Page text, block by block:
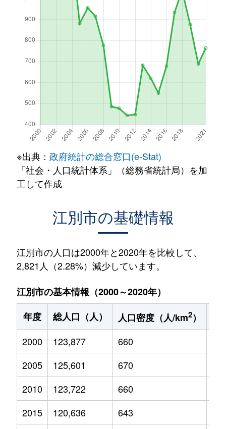
※出典： 政府統計の総合窓口(e-Stat)
「社会・人口統計体系」（総務省統計局）を加
工して作成
江別市の基礎情報
江別市の人口は2000年と2020年を比較して、
2,821人（2.28%）減少しています。
江別市の基本情報（2000～2020年）
年度
総人口（人） 人口密度（人/km2）
2000
123,877 660
2005
125,601 670
2010
123,722 660
2015
120,636 643